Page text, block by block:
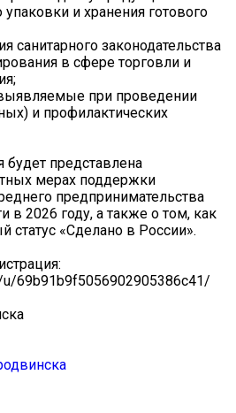
и хранения готового
санитарного законодательства
в сфере торговли и
при проведении
и профилактических
будет представлена
мерах поддержки
предпринимательства
в 2026 году, а также о том, как
статус «Сделано в России».
69b91b9f5056902905386c41/